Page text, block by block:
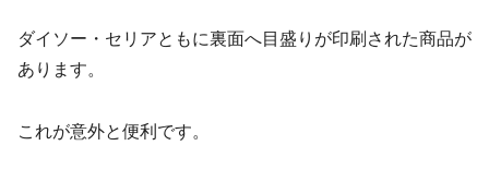
ダイソー・セリアともに裏面へ目盛りが印刷された商品が
あります。
これが意外と便利です。